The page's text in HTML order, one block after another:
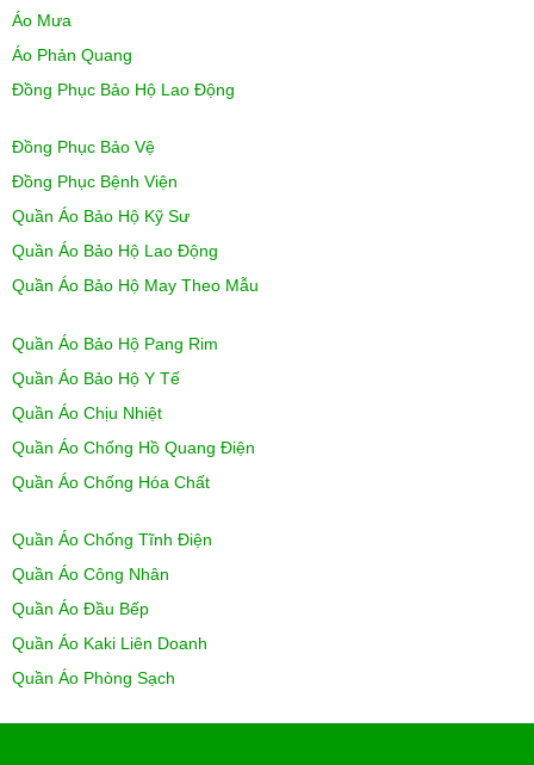
Áo Mưa
Áo Phản Quang
Đồng Phục Bảo Hộ Lao Động
Đồng Phục Bảo Vệ
Đồng Phục Bệnh Viện
Quần Áo Bảo Hộ Kỹ Sư
Quần Áo Bảo Hộ Lao Động
Quần Áo Bảo Hộ May Theo Mẫu
Quần Áo Bảo Hộ Pang Rim
Quần Áo Bảo Hộ Y Tế
Quần Áo Chịu Nhiệt
Quần Áo Chống Hồ Quang Điện
Quần Áo Chống Hóa Chất
Quần Áo Chống Tĩnh Điện
Quần Áo Công Nhân
Quần Áo Đầu Bếp
Quần Áo Kaki Liên Doanh
Quần Áo Phòng Sạch